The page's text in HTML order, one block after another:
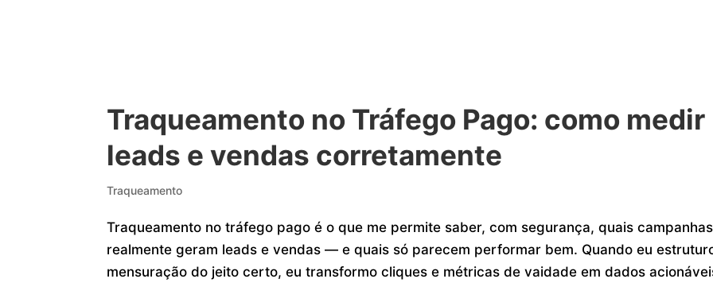
Traqueamento no Tráfego Pago: como medir
leads e vendas corretamente
Traqueamento
Traqueamento no tráfego pago é o que me permite saber, com segurança, quais campanhas
realmente geram leads e vendas — e quais só parecem performar bem. Quando eu
mensuração do jeito certo, eu transformo cliques e métricas de vaidade em dados